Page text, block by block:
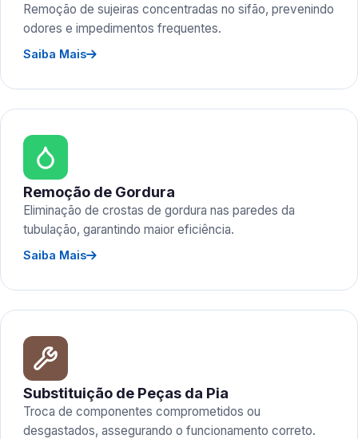
Remoção de sujeiras concentradas no sifão, prevenindo
odores e impedimentos frequentes.
Saiba Mais
Remoção de Gordura
Eliminação de crostas de gordura nas paredes da
tubulação, garantindo maior eficiência.
Saiba Mais
Substituição de Peças da Pia
Troca de componentes comprometidos ou
desgastados, assegurando o funcionamento correto.